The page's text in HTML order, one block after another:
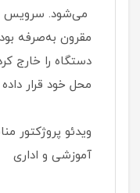
می‌شود. سرویس و
مقرون به‌صرفه
دستگاه را خارج
محل خود قرار
ویدئو پروژکتور
آموزشی و اداری